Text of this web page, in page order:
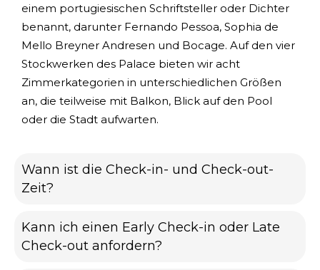
einem portugiesischen Schriftsteller oder Dichter
benannt, darunter Fernando Pessoa, Sophia de
Mello Breyner Andresen und Bocage. Auf den vier
Stockwerken des Palace bieten wir acht
Zimmerkategorien in unterschiedlichen Größen
an, die teilweise mit Balkon, Blick auf den Pool
oder die Stadt aufwarten.
Wann ist die Check-in- und Check-out-
Zeit?
Kann ich einen Early Check-in oder Late
Check-out anfordern?